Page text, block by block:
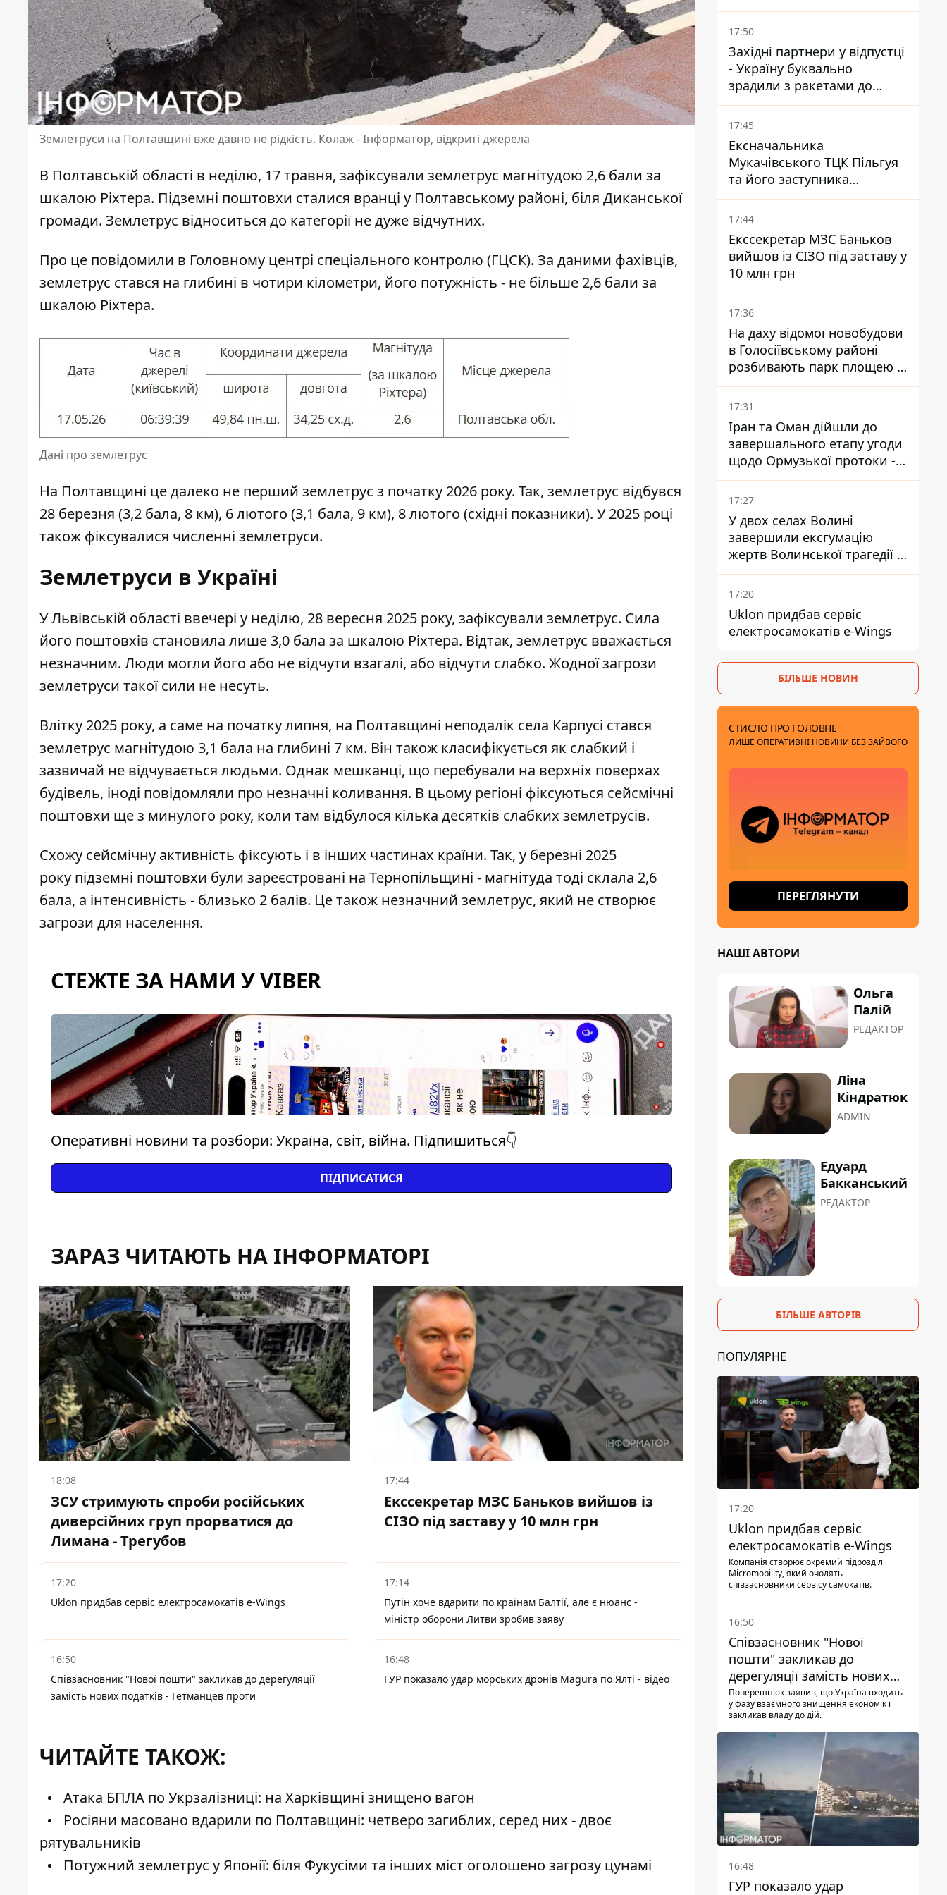
Землетруси на Полтавщині вже давно не рідкість. Колаж - Інформатор, відкриті джерела
В Полтавській області в неділю, 17 травня, зафіксували землетрус магнітудою 2,6 бали за
шкалою Ріхтера. Підземні поштовхи сталися вранці у Полтавському районі, біля Диканської
громади. Землетрус відноситься до категорії не дуже відчутних.
Про це повідомили в Головному центрі спеціального контролю (ГЦСК). За даними фахівців,
землетрус стався на глибині в чотири кілометри, його потужність - не більше 2,6 бали за
шкалою Ріхтера.
Дані про землетрус
На Полтавщині це далеко не перший землетрус з початку 2026 року. Так, землетрус відбувся
28 березня (3,2 бала, 8 км), 6 лютого (3,1 бала, 9 км), 8 лютого (східні показники). У 2025 році
також фіксувалися численні землетруси.
Землетруси в Україні
У Львівській області ввечері у неділю, 28 вересня 2025 року, зафіксували землетрус. Сила
його поштовхів становила лише 3,0 бала за шкалою Ріхтера. Відтак, землетрус вважається
незначним. Люди могли його або не відчути взагалі, або відчути слабко. Жодної загрози
землетруси такої сили не несуть.
Влітку 2025 року, а саме на початку липня, на Полтавщині неподалік села Карпусі стався
землетрус магнітудою 3,1 бала на глибині 7 км. Він також класифікується як слабкий і
зазвичай не відчувається людьми. Однак мешканці, що перебували на верхніх поверхах
будівель, іноді повідомляли про незначні коливання. В цьому регіоні фіксуються сейсмічні
поштовхи ще з минулого року, коли там відбулося кілька десятків слабких землетрусів.
Схожу сейсмічну активність фіксують і в інших частинах країни. Так, у березні 2025
року підземні поштовхи були зареєстровані на Тернопільщині - магнітуда тоді склала 2,6
бала, а інтенсивність - близько 2 балів. Це також незначний землетрус, який не створює
загрози для населення.
СТЕЖТЕ ЗА НАМИ У VIBER
Оперативні новини та розбори: Україна, світ, війна. Підпишиться👇
ПІДПИСАТИСЯ
ЗАРАЗ ЧИТАЮТЬ НА ІНФОРМАТОРІ
18:08
ЗСУ стримують спроби російських
диверсійних груп прорватися до
Лимана - Трегубов
17:44
Екссекретар МЗС Баньков вийшов із
СІЗО під заставу у 10 млн грн
17:20
Uklon придбав сервіс електросамокатів e-Wings
17:14
Путін хоче вдарити по країнам Балтії, але є нюанс -
міністр оборони Литви зробив заяву
16:50
Співзасновник "Нової пошти" закликав до дерегуляції
замість нових податків - Гетманцев проти
16:48
ГУР показало удар морських дронів Magura по Ялті - відео
ЧИТАЙТЕ ТАКОЖ:
Атака БПЛА по Укрзалізниці: на Харківщині знищено вагон
Росіяни масовано вдарили по Полтавщині: четверо загиблих, серед них - двоє
рятувальників
Потужний землетрус у Японії: біля Фукусіми та інших міст оголошено загрозу цунамі
Зеленським і Трампом
донедавна покращувалися -
The Atlantic
17:50
Західні партнери у відпустці
- Україну буквально
зрадили з ракетами до
Patriot - експерт Мусієнко
17:45
Ексначальника
Мукачівського ТЦК Пільгуя
та його заступника
відправили в СІЗО без
права застави – журналіст
17:44
Екссекретар МЗС Баньков
вийшов із СІЗО під заставу у
10 млн грн
17:36
На даху відомої новобудови
в Голосіївському районі
розбивають парк площею в
гектар
17:31
Іран та Оман дійшли до
завершального етапу угоди
щодо Ормузької протоки -
укладення залежить від
зняття блокади США
17:27
У двох селах Волині
завершили ексгумацію
жертв Волинської трагедії -
знайшли останки 54 поляків
17:20
Uklon придбав сервіс
електросамокатів e-Wings
БІЛЬШЕ НОВИН
СТИСЛО ПРО ГОЛОВНЕ
ЛИШЕ ОПЕРАТИВНІ НОВИНИ БЕЗ ЗАЙВОГО
ПЕРЕГЛЯНУТИ
НАШІ АВТОРИ
Ольга
Палій
РЕДАКТОР
Ліна
Кіндратюк
ADMIN
Едуард
Бакканський
РЕДАКТОР
БІЛЬШЕ АВТОРІВ
ПОПУЛЯРНЕ
17:20
Uklon придбав сервіс
електросамокатів e-Wings
Компанія створює окремий підрозділ
Micromobility, який очолять
співзасновники сервісу самокатів.
16:50
Співзасновник "Нової
пошти" закликав до
дерегуляції замість нових
податків - Гетманцев проти
Поперешнюк заявив, що Україна входить
у фазу взаємного знищення економік і
закликав владу до дій.
16:48
ГУР показало удар